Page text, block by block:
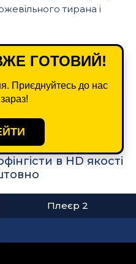
тирана і
ГОТОВИЙ!
Приєднуйтесь до нас
в HD якості
Плеєр 2